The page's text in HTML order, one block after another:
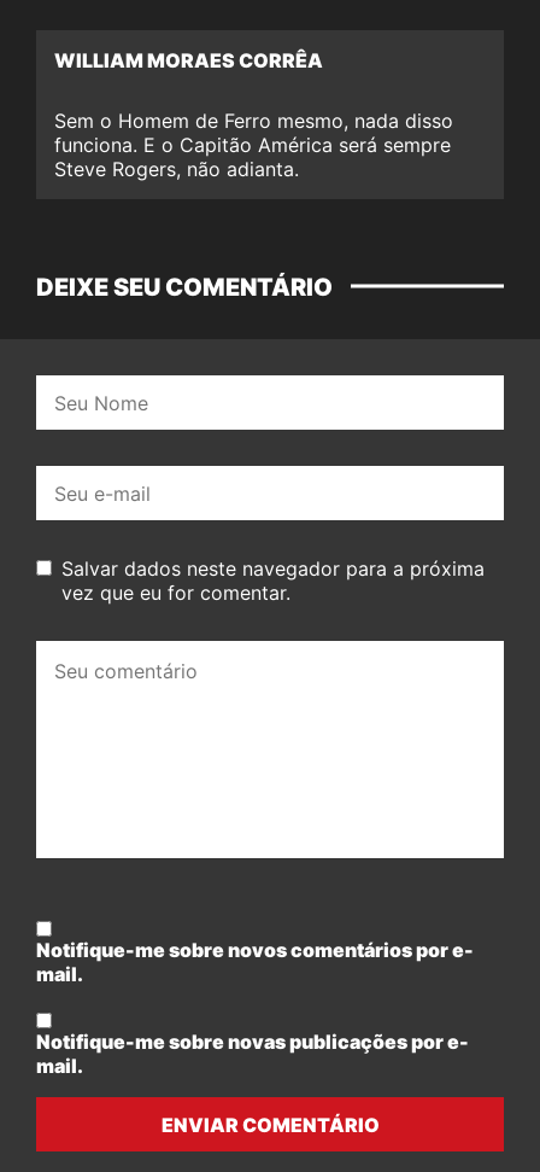
WILLIAM MORAES CORRÊA
Sem o Homem de Ferro mesmo, nada disso
funciona. E o Capitão América será sempre
Steve Rogers, não adianta.
DEIXE SEU COMENTÁRIO
mail:
Salvar dados neste navegador para a próxima
vez que eu for comentar.
comentário:
Notifique-me sobre novos comentários por e-
mail.
Notifique-me sobre novas publicações por e-
mail.
ENVIAR COMENTÁRIO